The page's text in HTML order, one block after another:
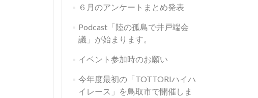
６月のアンケートまとめ発表
Podcast「陸の孤島で井戸端会
議」が始まります。
イベント参加時のお願い
今年度最初の「TOTTORIハイハ
イレース」を鳥取市で開催しま